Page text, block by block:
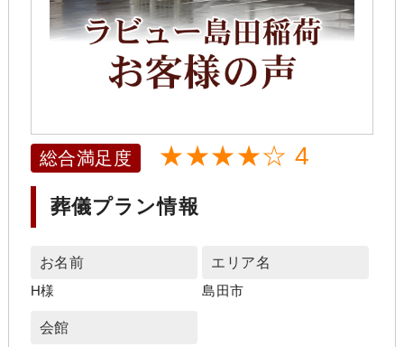
総合満足度 ★★★★☆ 4
葬儀プラン情報
お名前
H様
エリア名
島田市
会館